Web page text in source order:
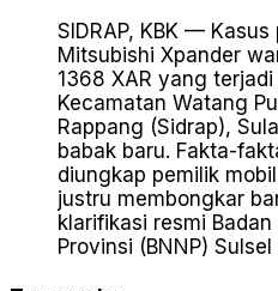
SIDRAP, KBK —
Mitsubishi Xpander
1368 XAR yang
Kecamatan Watang
Rappang (Sidrap),
babak baru. Fakta-
diungkap pemilik
justru membongkar
klarifikasi resmi
Provinsi (BNNP)